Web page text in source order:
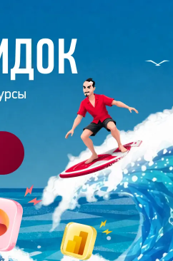
Корпоративное обучение
42 – Разработана студией
-